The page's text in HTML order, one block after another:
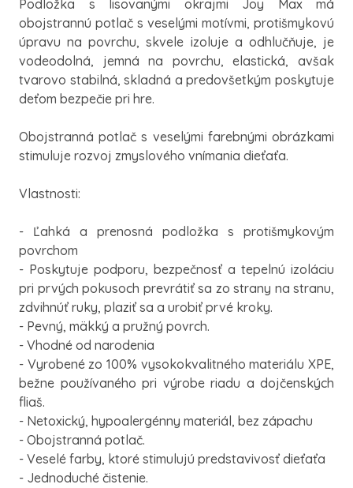
Podložka s lisovanými okrajmi Joy Max má
obojstrannú potlač s veselými motívmi, protišmykovú
úpravu na povrchu, skvele izoluje a odhlučňuje, je
vodeodolná, jemná na povrchu, elastická, avšak
tvarovo stabilná, skladná a predovšetkým poskytuje
deťom bezpečie pri hre.
Obojstranná potlač s veselými farebnými obrázkami
stimuluje rozvoj zmyslového vnímania dieťaťa.
Vlastnosti:
- Ľahká a prenosná podložka s protišmykovým
povrchom
- Poskytuje podporu, bezpečnosť a tepelnú izoláciu
pri prvých pokusoch prevrátiť sa zo strany na stranu,
zdvihnúť ruky, plaziť sa a urobiť prvé kroky.
- Pevný, mäkký a pružný povrch.
- Vhodné od narodenia
- Vyrobené zo 100% vysokokvalitného materiálu XPE,
bežne používaného pri výrobe riadu a dojčenských
fliaš.
- Netoxický, hypoalergénny materiál, bez zápachu
- Obojstranná potlač.
- Veselé farby, ktoré stimulujú predstavivosť dieťaťa
- Jednoduché čistenie.